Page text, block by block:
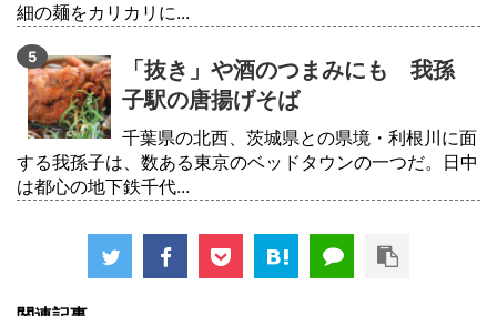
細の麺をカリカリに...
「抜き」や酒のつまみにも 我孫
子駅の唐揚げそば
千葉県の北西、茨城県との県境・利根川に面
する我孫子は、数ある東京のベッドタウンの一つだ。日中
は都心の地下鉄千代...